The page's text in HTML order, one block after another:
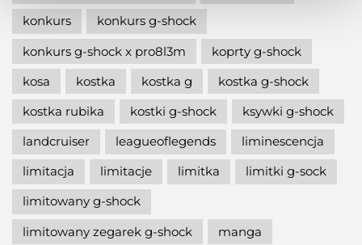
konkurs
konkurs g-shock
konkurs g-shock x pro8l3m
koprty g-shock
kosa
kostka kostka g
kostka g-shock
kostka rubika
kostki g-shock
ksywki g-shock
landcruiser
leagueoflegends
liminescencja
limitacja
limitacje limitka
limitki g-sock
limitowany g-shock
limitowany zegarek g-shock
manga